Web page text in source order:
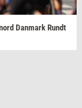
Dan­mark Rundt